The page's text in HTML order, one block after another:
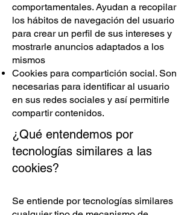
comportamentales. Ayudan a recopilar
los hábitos de navegación del usuario
para crear un perfil de sus intereses y
mostrarle anuncios adaptados a los
mismos
Cookies para compartición social. Son
necesarias para identificar al usuario
en sus redes sociales y así permitirle
compartir contenidos.
¿Qué entendemos por
tecnologías similares a las
cookies?
Se entiende por tecnologías similares